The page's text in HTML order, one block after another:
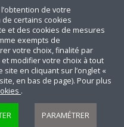
de votre
certains cookies
et des cookies de mesures
exempts de
votre choix, finalité par
modifier votre choix à tout
en cliquant sur l’onglet «
en bas de page). Pour plus
.
PARAMÉTRER